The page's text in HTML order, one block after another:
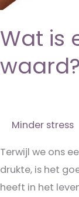
Wat is
waard?
Minder stress
Terwijl we ons
drukte, is het
heeft in het